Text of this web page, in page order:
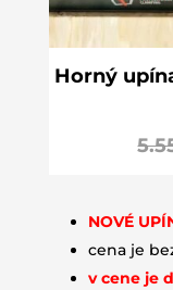
Horný
NOVÉ
cena je
v cene je